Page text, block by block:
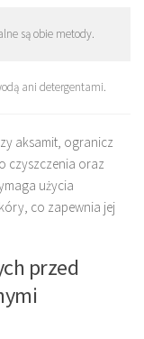
są obie metody.
ani detergentami.
aksamit, ogranicz
czyszczenia oraz
użycia
co zapewnia jej
przed